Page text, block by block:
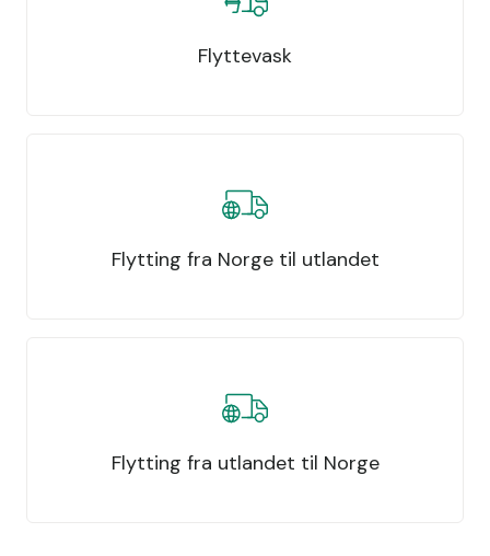
Flyttevask
Flytting fra Norge til utlandet
Flytting fra utlandet til Norge